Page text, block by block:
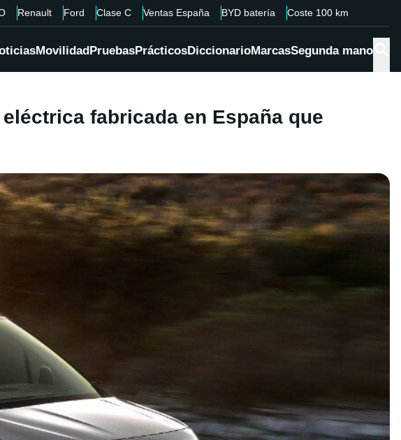
Renault Ford Clase C Ventas España BYD batería Coste 100 km
MovilidadPruebasPrácticosDiccionarioMarcasSegunda mano
fabricada en España que